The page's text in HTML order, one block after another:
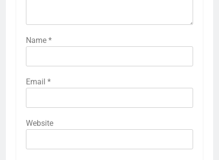
Name *
Email *
Website
आर प्रज्ञानानंदा बने सेंट लुइस रैपिड एंड